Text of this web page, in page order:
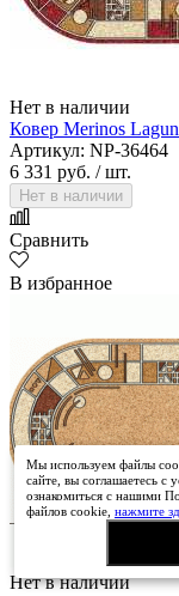
Нет в наличии
Ковер Merinos
Артикул: NP-36464
6 331 руб. / шт.
Нет в наличии
Сравнить
В избранное
Нет в наличии
Мы используем файлы
сайте, вы соглашаетесь с
ознакомиться с нашими
файлов cookie,нажмите